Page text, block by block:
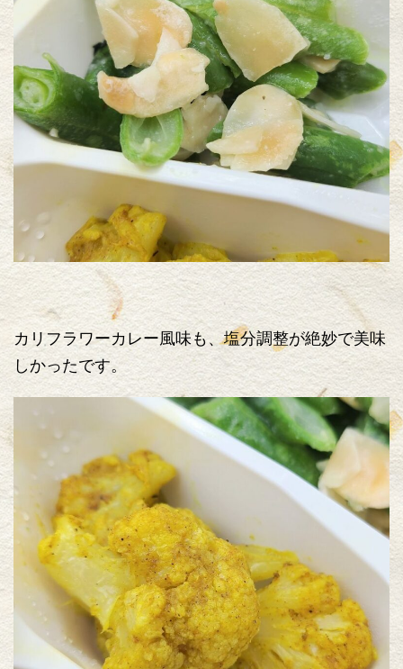
カリフラワーカレー風味も、塩分調整が絶妙で美味
しかったです。